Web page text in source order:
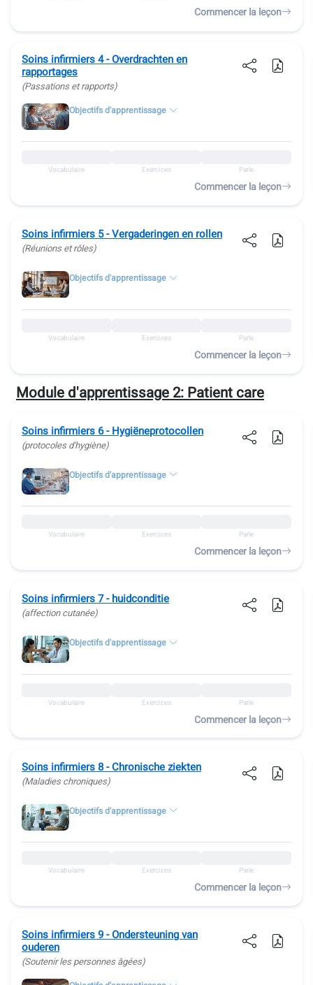
Commencer la leçon
Soins infirmiers 4 - Overdrachten en
rapportages
(Passations et rapports)
Objectifs d'apprentissage
Vocabulaire Exercices Parle
Commencer la leçon
Soins infirmiers 5 - Vergaderingen en rollen
(Réunions et rôles)
Objectifs d'apprentissage
Vocabulaire Exercices Parle
Commencer la leçon
Module d'apprentissage 2: Patient care
Soins infirmiers 6 - Hygiëneprotocollen
(protocoles d'hygiène)
Objectifs d'apprentissage
Vocabulaire Exercices Parle
Commencer la leçon
Soins infirmiers 7 - huidconditie
(affection cutanée)
Objectifs d'apprentissage
Vocabulaire Exercices Parle
Commencer la leçon
Soins infirmiers 8 - Chronische ziekten
(Maladies chroniques)
Objectifs d'apprentissage
Vocabulaire Exercices Parle
Commencer la leçon
Soins infirmiers 9 - Ondersteuning van
ouderen
(Soutenir les personnes âgées)